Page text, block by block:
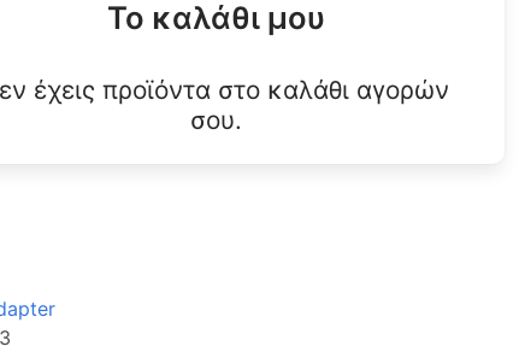
Το καλάθι μου
έχεις προϊόντα στο καλάθι αγορών
σου.